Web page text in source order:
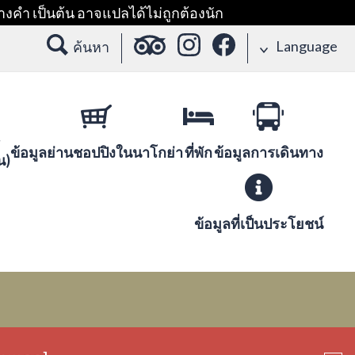
งคำ เป็นต้น อาจแปลได้ไม่ถูกต้องนัก
ค้นหา Language
)ข้อมูลย่านชอปปิงในนาโกย่าที่พักข้อมูลการเดินทาง
ข้อมูลที่เป็นประโยชน์